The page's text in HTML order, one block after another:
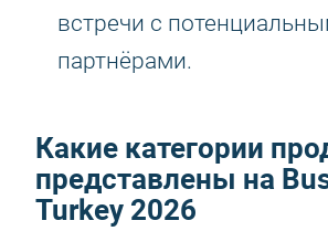
встречи с
партнёрами.
Какие категории
представлены на
Turkey 2026